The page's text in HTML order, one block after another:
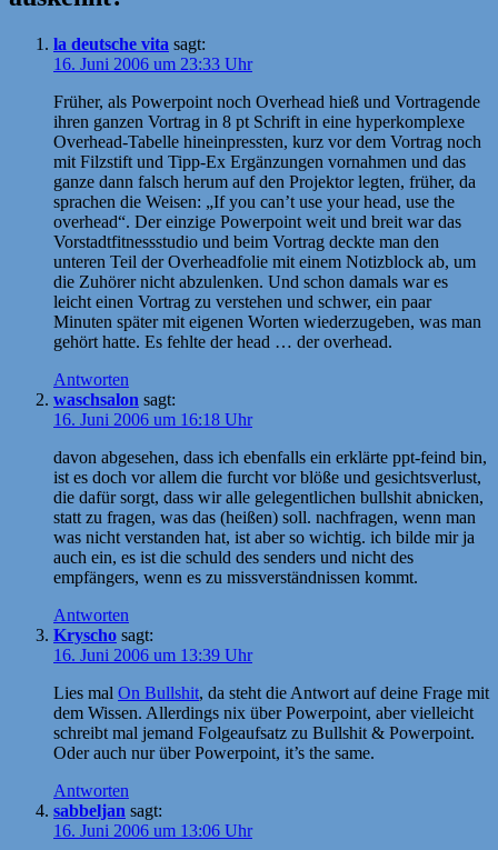
la deutsche vita sagt:
16. Juni 2006 um 23:33 Uhr
Früher, als Powerpoint noch Overhead hieß und Vortragende
ihren ganzen Vortrag in 8 pt Schrift in eine hyperkomplexe
Overhead-Tabelle hineinpressten, kurz vor dem Vortrag noch
mit Filzstift und Tipp-Ex Ergänzungen vornahmen und das
ganze dann falsch herum auf den Projektor legten, früher, da
sprachen die Weisen: „If you can’t use your head, use the
overhead“. Der einzige Powerpoint weit und breit war das
Vorstadtfitnessstudio und beim Vortrag deckte man den
unteren Teil der Overheadfolie mit einem Notizblock ab, um
die Zuhörer nicht abzulenken. Und schon damals war es
leicht einen Vortrag zu verstehen und schwer, ein paar
Minuten später mit eigenen Worten wiederzugeben, was man
gehört hatte. Es fehlte der head … der overhead.
Antworten
waschsalon sagt:
16. Juni 2006 um 16:18 Uhr
davon abgesehen, dass ich ebenfalls ein erklärte ppt-feind bin,
ist es doch vor allem die furcht vor blöße und gesichtsverlust,
die dafür sorgt, dass wir alle gelegentlichen bullshit abnicken,
statt zu fragen, was das (heißen) soll. nachfragen, wenn man
was nicht verstanden hat, ist aber so wichtig. ich bilde mir ja
auch ein, es ist die schuld des senders und nicht des
empfängers, wenn es zu missverständnissen kommt.
Antworten
Kryscho sagt:
16. Juni 2006 um 13:39 Uhr
Lies mal On Bullshit, da steht die Antwort auf deine Frage mit
dem Wissen. Allerdings nix über Powerpoint, aber vielleicht
schreibt mal jemand Folgeaufsatz zu Bullshit & Powerpoint.
Oder auch nur über Powerpoint, it’s the same.
Antworten
sabbeljan sagt:
16. Juni 2006 um 13:06 Uhr